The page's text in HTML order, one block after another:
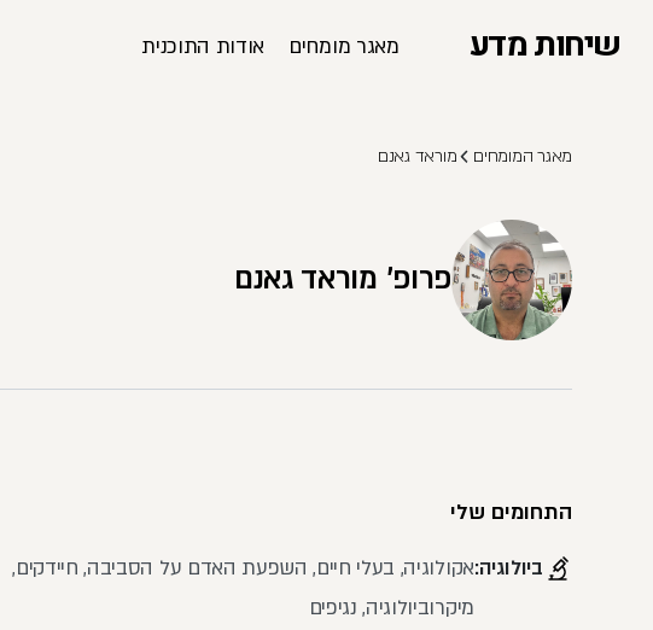
שיחות מדע מאגר מומחים אודות התוכנית
מאגר המומחים מוראד גאנם
פרופ' מוראד גאנם
התחומים שלי
ביולוגיה:אקולוגיה, בעלי חיים, השפעת האדם על הסביבה, חיידקים,
מיקרוביולוגיה, נגיפים